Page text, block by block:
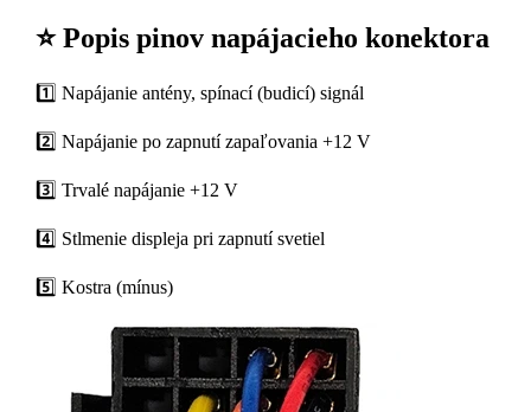
⭐ Popis pinov napájacieho konektora
1️⃣ Napájanie antény, spínací (budicí) signál
2️⃣ Napájanie po zapnutí zapaľovania +12 V
3️⃣ Trvalé napájanie +12 V
4️⃣ Stlmenie displeja pri zapnutí svetiel
5️⃣ Kostra (mínus)